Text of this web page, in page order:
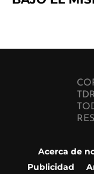
Acerca de
Publicidad